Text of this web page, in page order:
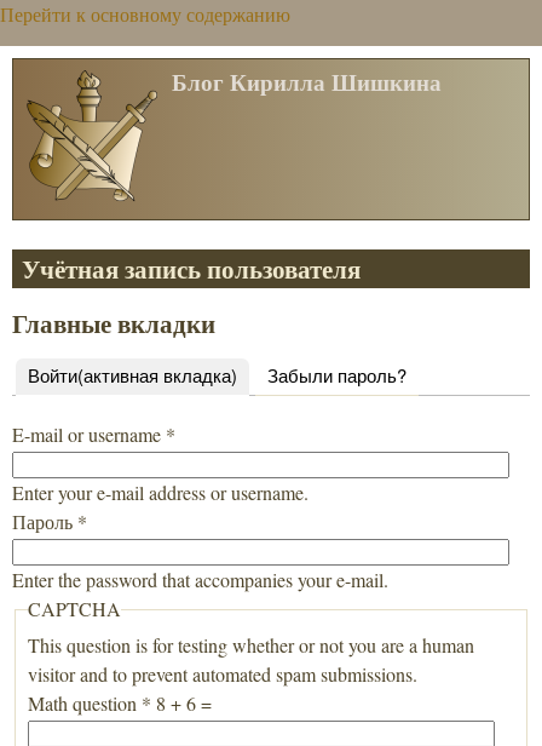
Перейти к основному содержанию
Блог Кирилла Шишкина
Учётная запись пользователя
Главные вкладки
Войти(активная вкладка) Забыли пароль?
E-mail or username *
Enter your e-mail address or username.
Пароль *
Enter the password that accompanies your e-mail.
CAPTCHA
This question is for testing whether or not you are a human
visitor and to prevent automated spam submissions.
Math question * 8 + 6 =